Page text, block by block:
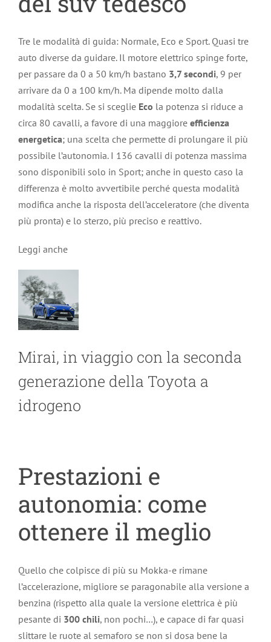
Tre le modalità di guida: Normale, Eco e Sport. Quasi tre
auto diverse da guidare. Il motore elettrico spinge forte,
per passare da 0 a 50 km/h bastano 3,7 secondi, 9 per
arrivare da 0 a 100 km/h. Ma dipende molto dalla
modalità scelta. Se si sceglie Eco la potenza si riduce a
circa 80 cavalli, a favore di una maggiore efficienza
energetica; una scelta che permette di prolungare il più
possibile l’autonomia. I 136 cavalli di potenza massima
sono disponibili solo in Sport; anche in questo caso la
differenza è molto avvertibile perché questa modalità
modifica anche la risposta dell’acceleratore (che diventa
più pronta) e lo sterzo, più preciso e reattivo.
Leggi anche
Mirai, in viaggio con la seconda
generazione della Toyota a
idrogeno
Prestazioni e
autonomia: come
ottenere il meglio
Quello che colpisce di più su Mokka-e rimane
l’accelerazione, migliore se paragonabile alla versione a
benzina (rispetto alla quale la versione elettrica è più
pesante di 300 chili, non pochi…), e capace di far quasi
slittare le ruote al semaforo se non si dosa bene la